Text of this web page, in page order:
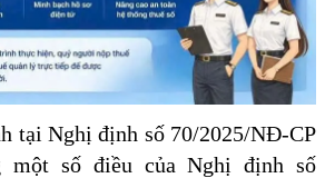
tại Nghị định số 70/2025/NĐ-CP
một số điều của Nghị định số